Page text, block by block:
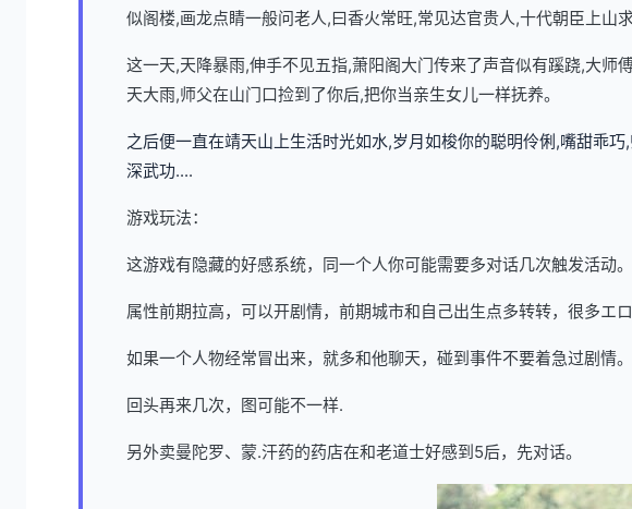
似阁楼,画龙点睛一般问老人,曰香火常旺,常见达官贵人,十代朝臣上山求
这一天,天降暴雨,伸手不见五指,萧阳阁大门传来了声音似有蹊跷,大
天大雨,师父在山门口捡到了你后,把你当亲生女儿一样抚养。
之后便一直在靖天山上生活时光如水,岁月如梭你的聪明伶俐,嘴甜乖
深武功....
游戏玩法：
这游戏有隐藏的好感系统，同一个人你可能需要多对话几次触发活动。
属性前期拉高，可以开剧情，前期城市和自己出生点多转转，很多エロ
如果一个人物经常冒出来，就多和他聊天，碰到事件不要着急过剧情。
回头再来几次，图可能不一样.
另外卖曼陀罗、蒙.汗药的药店在和老道士好感到5后，先对话。